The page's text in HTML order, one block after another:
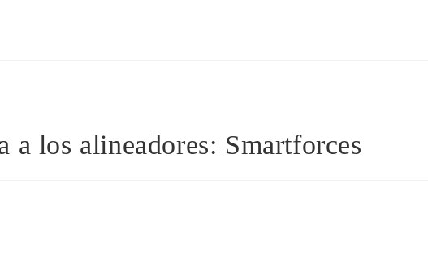
a los alineadores: Smartforces